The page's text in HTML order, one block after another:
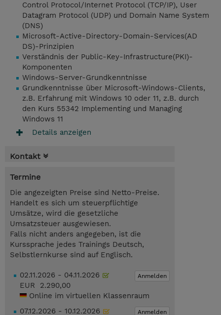
Control Protocol/Internet Protocol (TCP/IP), User
Datagram Protocol (UDP) und Domain Name System
(DNS)
Microsoft-Active-Directory-Domain-Services(AD
DS)-Prinzipien
Verständnis der Public-Key-Infrastructure(PKI)-
Komponenten
Windows-Server-Grundkenntnisse
Grundkenntnisse über Microsoft-Windows-Clients,
z.B. Erfahrung mit Windows 10 oder 11, z.B. durch
den Kurs 55342 Implementing und Managing
Windows 11
Details anzeigen
Kontakt
Termine
Die angezeigten Preise sind Netto-Preise.
Handelt es sich um steuerpflichtige
Umsätze, wird die gesetzliche
Umsatzsteuer ausgewiesen.
Falls nicht anders angegeben, ist die
Kurssprache jedes Trainings Deutsch,
Selbstlernkurse sind auf Englisch.
Anmelden
02.11.2026 - 04.11.2026
EUR 2.290,00
Online im virtuellen Klassenraum
Anmelden
07.12.2026 - 10.12.2026